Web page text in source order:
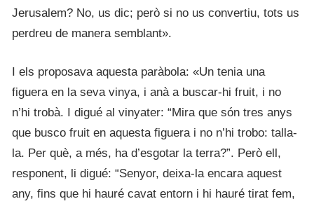
Jerusalem? No, us dic; però si no us convertiu, tots us
perdreu de manera semblant».
I els proposava aquesta paràbola: «Un tenia una
figuera en la seva vinya, i anà a buscar-hi fruit, i no
n’hi trobà. I digué al vinyater: “Mira que són tres anys
que busco fruit en aquesta figuera i no n’hi trobo: talla-
la. Per què, a més, ha d’esgotar la terra?”. Però ell,
responent, li digué: “Senyor, deixa-la encara aquest
any, fins que hi hauré cavat entorn i hi hauré tirat fem,